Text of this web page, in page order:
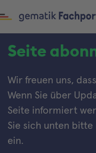
Seite
Wir freuen uns,
Wenn Sie über
Seite informiert
Sie sich unten
ein.